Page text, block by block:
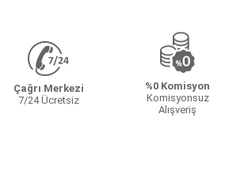
Çağrı Merkezi
7/24 Ücretsiz
%0 Komisyon
Komisyonsuz
Alışveriş